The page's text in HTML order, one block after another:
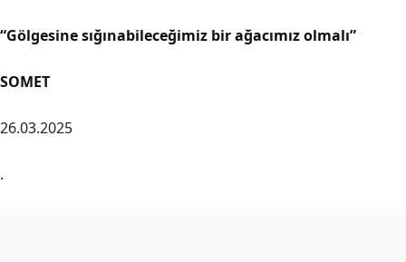
“Gölgesine sığınabileceğimiz bir ağacımız olmalı”
SOMET
26.03.2025
.